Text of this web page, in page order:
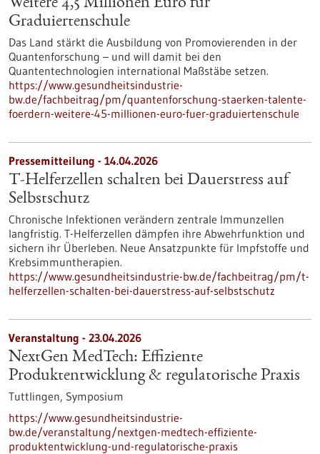
Weitere 4,5 Millionen Euro für
Graduiertenschule
Das Land stärkt die Ausbildung von Promovierenden in der
Quantenforschung – und will damit bei den
Quantentechnologien international Maßstäbe setzen.
https://www.gesundheitsindustrie-
bw.de/fachbeitrag/pm/quantenforschung-staerken-talente-
foerdern-weitere-45-millionen-euro-fuer-graduiertenschule
Pressemitteilung - 14.04.2026
T-Helferzellen schalten bei Dauerstress auf
Selbstschutz
Chronische Infektionen verändern zentrale Immunzellen
langfristig. T-Helferzellen dämpfen ihre Abwehrfunktion und
sichern ihr Überleben. Neue Ansatzpunkte für Impfstoffe und
Krebsimmuntherapien.
https://www.gesundheitsindustrie-bw.de/fachbeitrag/pm/t-
helferzellen-schalten-bei-dauerstress-auf-selbstschutz
Veranstaltung - 23.04.2026
NextGen MedTech: Effiziente
Produktentwicklung & regulatorische Praxis
Tuttlingen, Symposium
https://www.gesundheitsindustrie-
bw.de/veranstaltung/nextgen-medtech-effiziente-
produktentwicklung-und-regulatorische-praxis